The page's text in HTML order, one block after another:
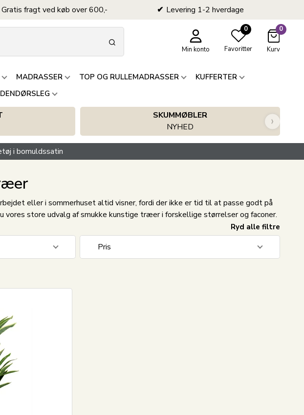
Gratis fragt ved køb over 600,- Levering 1-2 hverdage
Min konto
0
Favoritter
0
Kurv
MADRASSER TOP OG RULLEMADRASSER
KUFFERTER
SKUMMØBLER
NYHED
›
i bomuldssatin
eller i sommerhuset altid visner, fordi der ikke er tid til at passe godt på
store udvalg af smukke kunstige træer i forskellige størrelser og faconer.
Ryd alle filtre
Pris